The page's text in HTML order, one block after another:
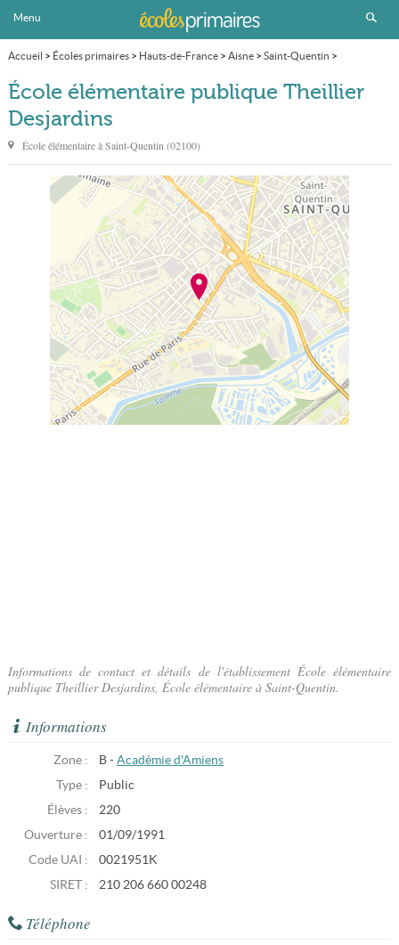
Menu
Accueil > Écoles primaires> Hauts-de-France> Aisne> Saint-Quentin >
École élémentaire publique Theillier Desjardins
École élémentaire publique Theillier
Desjardins
École élémentaire àSaint-Quentin (02100)
Informations de contact et détails de l'établissement École élémentaire
publique Theillier Desjardins, École élémentaire à Saint-Quentin.
Informations
Zone : B - Académie d'Amiens
Type :
Public
Élèves :
220
Ouverture :
01/09/1991
Code UAI :
0021951K
SIRET :
210 206 660 00248
Téléphone